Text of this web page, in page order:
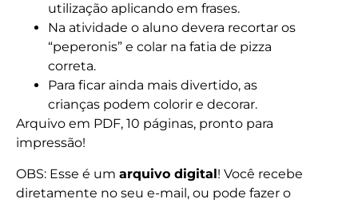
utilização aplicando em frases.
Na atividade o aluno devera recortar os
“peperonis” e colar na fatia de pizza
correta.
Para ficar ainda mais divertido, as
crianças podem colorir e decorar.
Arquivo em PDF, 10 páginas, pronto para
impressão!
OBS: Esse é um arquivo digital! Você recebe
diretamente no seu e-mail, ou pode fazer o